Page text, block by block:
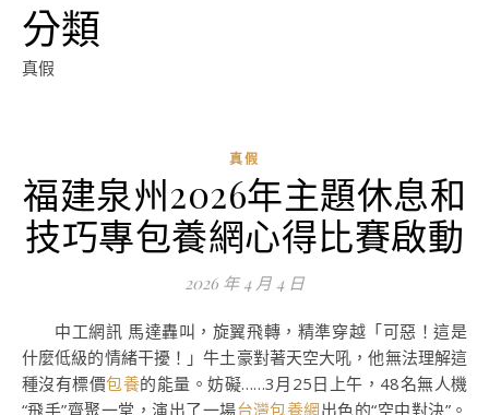
分類
真假
真假
福建泉州2026年主題休息和
技巧專包養網心得比賽啟動
2026 年 4 月 4 日
中工網訊 馬達轟叫，旋翼飛轉，精準穿越「可惡！這是
什麼低級的情緒干擾！」牛土豪對著天空大吼，他無法理解這
種沒有標價包養的能量。妨礙……3月25日上午，48名無人機
“飛手”齊聚一堂，演出了一場台灣包養網出色的“空中對決”。
0